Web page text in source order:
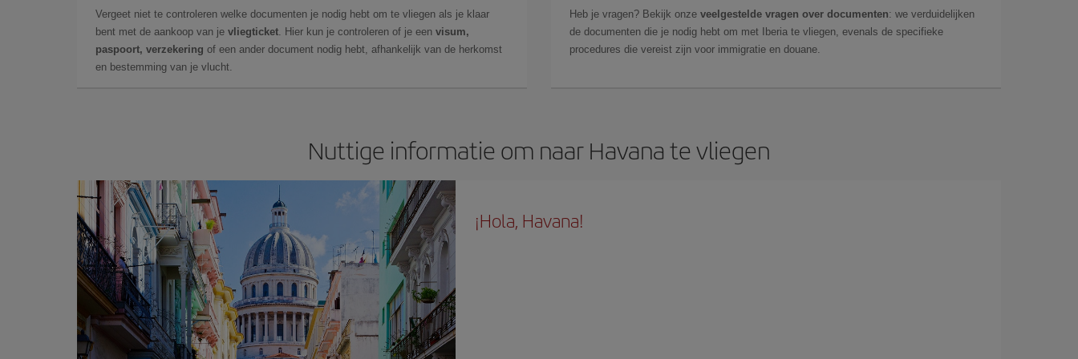
Vergeet niet te controleren welke documenten je nodig hebt om te vliegen als je klaar
bent met de aankoop van je vliegticket . Hier kun je controleren of je een visum,
paspoort, verzekering of een ander document nodig hebt, afhankelijk van de herkomst
en bestemming van je vlucht.
Heb je vragen? Bekijk onze veelgestelde vragen over documenten: we verduidelijken
de documenten die je nodig hebt om met Iberia te vliegen, evenals de specifieke
procedures die vereist zijn voor immigratie en douane.
Nuttige informatie om naar Havana te vliegen
¡Hola, Havana!